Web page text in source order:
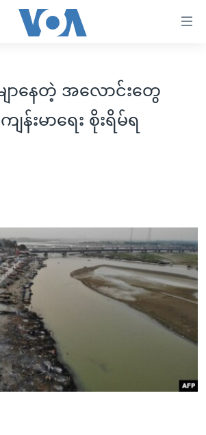
း
ယ်
ာ
ာ
ပ်စာ
ျက်အလက်များ
ဉ်
ား
ျောနေတဲ့ အလောင်းတွေ
န်းမာရေး စိုးရိမ်ရ